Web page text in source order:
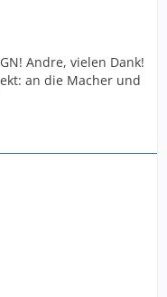
Andre, vielen Dank!
an die Macher und